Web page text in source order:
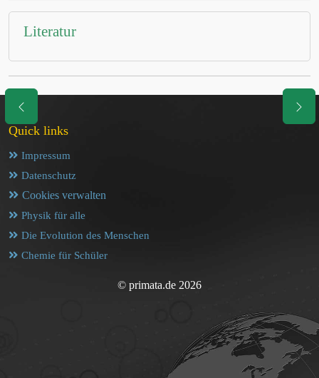
Literatur
Quick links
Impressum
Datenschutz
Cookies verwalten
Physik für alle
Die Evolution des Menschen
Chemie für Schüler
© primata.de 2026